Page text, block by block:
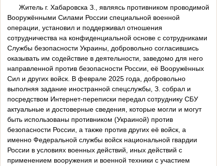
Житель г. Хабаровска З., являясь противником проводимой
Вооружёнными Силами России специальной военной
операции, установил и поддерживал отношения
сотрудничества на конфиденциальной основе с сотрудниками
Службы безопасности Украины, добровольно согласившись
оказывать им содействие в деятельности, заведомо для него
направленной против безопасности России, её Вооружённых
Сил и других войск. В феврале 2025 года, добровольно
выполняя задание иностранной спецслужбы, З. собрал и
посредством Интернет-переписки передал сотруднику СБУ
актуальные и достоверные сведения, которые могли и могут
быть использованы противником (Украиной) против
безопасности России, а также против других её войск, а
именно Федеральной службы войск национальной гвардии
России в условиях военных действий, иных действий с
применением вооружения и военной техники с участием